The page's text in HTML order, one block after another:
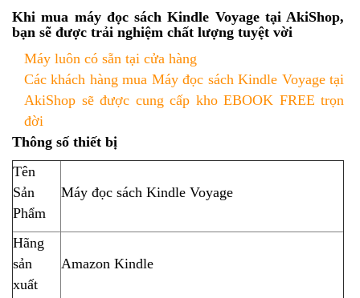
Khi mua máy đọc sách Kindle Voyage tại AkiShop,
bạn sẽ được trải nghiệm chất lượng tuyệt vời
Máy luôn có sẵn tại cửa hàng
Các khách hàng mua Máy đọc sách Kindle Voyage tại
AkiShop sẽ được cung cấp kho EBOOK FREE trọn
đời
Thông số thiết bị
Tên
Sản
Phẩm
Máy đọc sách Kindle Voyage
Hãng
sản
xuất
Amazon Kindle